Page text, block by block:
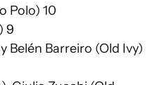
Polo) 10
9
Belén Barreiro (Old Ivy)